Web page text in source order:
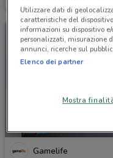
Gamelife
Utilizzare dati di
caratteristiche del
informazioni su dispositivo
personalizzati, misurazione
annunci, ricerche sul
Elenco dei partner
Mostra